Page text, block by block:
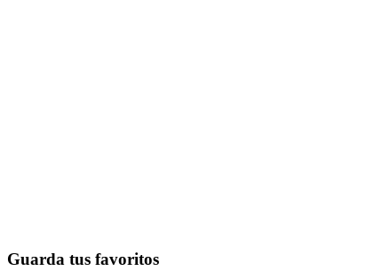
Guarda tus favoritos